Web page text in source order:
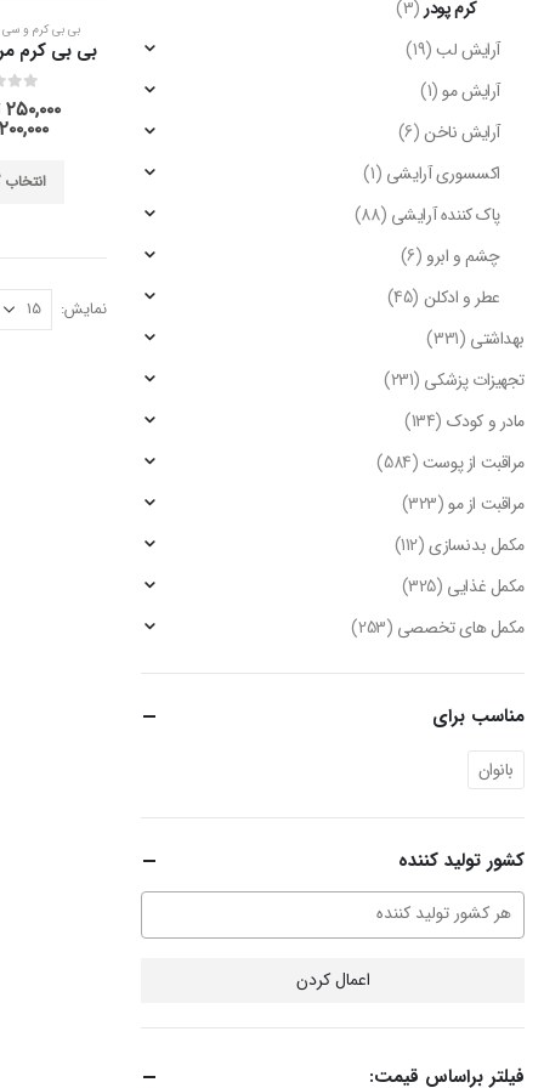
بی بی کرم و
۲۵۰,۰۰۰
۲۰۰,۰۰۰
انتخاب
نمایش:
کرم پودر (3)
آرایش لب(19)
آرایش مو(1)
آرایش ناخن(6)
اکسسوری آرایشی (1)
پاک کننده آرایشی (88)
چشم و ابرو (6)
عطر و ادکلن (45)
بهداشتی (331)
تجهیزات پزشکی (231)
مادر و کودک (134)
مراقبت از پوست(584)
مراقبت از مو(323)
مکمل بدنسازی(112)
مکمل غذایی (325)
مکمل های تخصصی (253)
مناسب برای
بانوان
کشور تولید کننده
اعمال کردن
فیلتر براساس قیمت: